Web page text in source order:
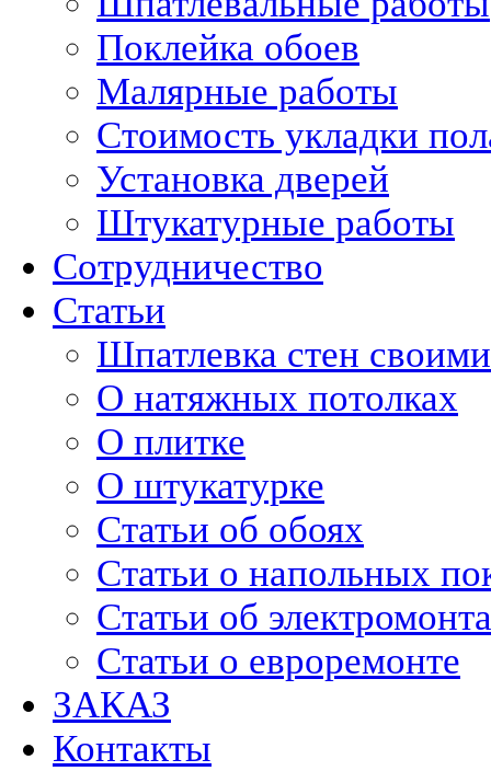
Поклейка обоев
Малярные работы
Стоимость укладки
Установка дверей
Штукатурные работы
Сотрудничество
Статьи
Шпатлевка стен
О натяжных потолках
О плитке
О штукатурке
Статьи об обоях
Статьи о напольных
Статьи об
Статьи о евроремонте
ЗАКАЗ
Контакты